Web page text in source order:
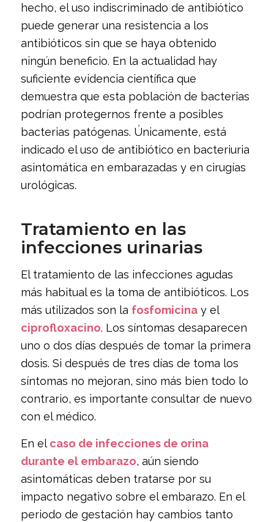
hecho, el uso indiscriminado de antibiótico
puede generar una resistencia a los
antibióticos sin que se haya obtenido
ningún beneficio. En la actualidad hay
suficiente evidencia científica que
demuestra que esta población de bacterias
podrían protegernos frente a posibles
bacterias patógenas. Únicamente, está
indicado el uso de antibiótico en bacteriuria
asintomática en embarazadas y en cirugías
urológicas.
Tratamiento en las
infecciones urinarias
El tratamiento de las infecciones agudas
más habitual es la toma de antibióticos. Los
más utilizados son la fosfomicinay el
ciprofloxacino. Los síntomas desaparecen
uno o dos días después de tomar la primera
dosis. Si después de tres días de toma los
síntomas no mejoran, sino más bien todo lo
contrario, es importante consultar de nuevo
con el médico.
En elcaso de infecciones de orina
durante el embarazo, aún siendo
asintomáticas deben tratarse por su
impacto negativo sobre el embarazo. En el
periodo de gestación hay cambios tanto